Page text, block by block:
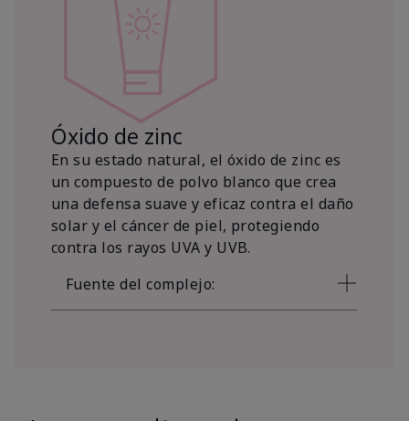
Óxido de zinc
En su estado natural, el óxido de zinc es
un compuesto de polvo blanco que crea
una defensa suave y eficaz contra el daño
solar y el cáncer de piel, protegiendo
contra los rayos UVA y UVB.
Fuente del complejo: